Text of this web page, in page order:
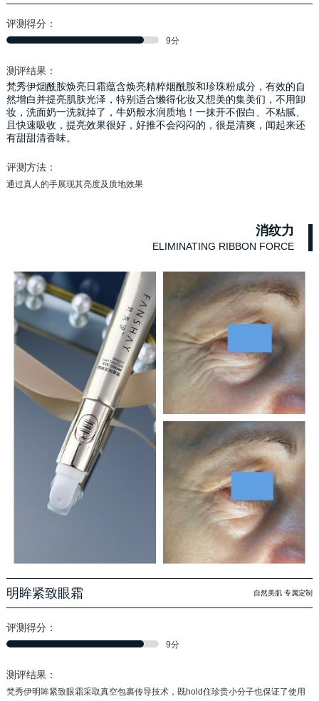
评测得分：
9分
测评结果：
梵秀伊烟酰胺焕亮日霜蕴含焕亮精粹烟酰胺和珍珠粉成分，有效的自
然增白并提亮肌肤光泽，特别适合懒得化妆又想美的集美们，不用卸
妆，洗面奶一洗就掉了，牛奶般水润质地！一抹开不假白、不粘腻、
且快速吸收，提亮效果很好，好推不会闷闷的，很是清爽，闻起来还
有甜甜清香味。
评测方法：
通过真人的手展现其亮度及质地效果
消纹力
ELIMINATING RIBBON FORCE
明眸紧致眼霜 自然美肌 专属定制
评测得分：
9分
测评结果：
梵秀伊明眸紧致眼霜采取真空包裹传导技术，既hold住珍贵小分子也保证了使用